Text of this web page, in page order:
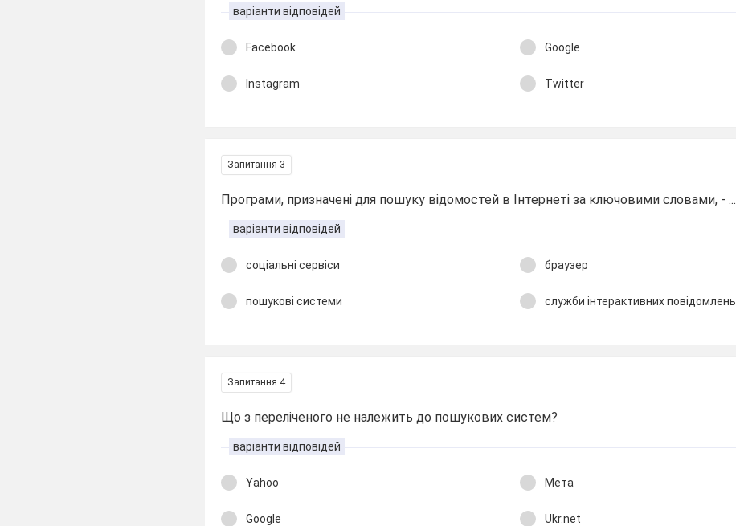
варіанти відповідей
Facebook Google
Instagram Twitter
Запитання 3
Програми, призначені для пошуку відомостей в Інтернеті за ключовими словами, - ...
варіанти відповідей
соціальні сервіси браузер
пошукові системи служби інтерактивних повідомлень
Запитання 4
Що з переліченого не належить до пошукових систем?
варіанти відповідей
Yahoo Мета
Google Ukr.net